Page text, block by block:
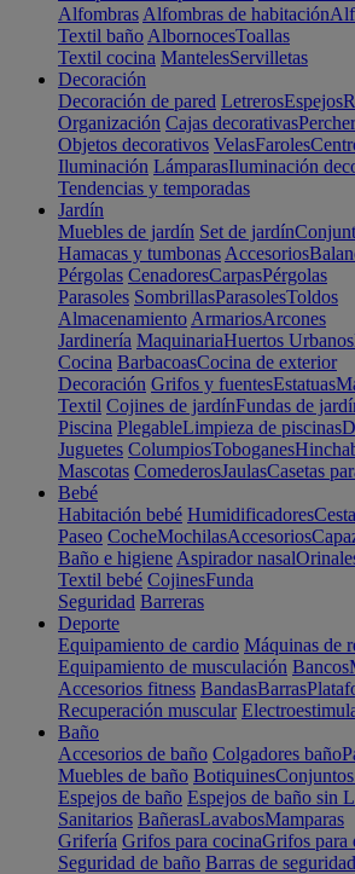
Alfombras Alfombras de habitación
Textil baño AlbornocesToallas
Textil cocina MantelesServilletas
Decoración
Decoración de pared LetrerosEspejos
Organización Cajas decorativas
Objetos decorativos VelasFaroles
Iluminación LámparasIluminación
Tendencias y temporadas
Jardín
Muebles de jardín Set de jardín
Hamacas y tumbonas Accesorios
Pérgolas CenadoresCarpasPérgolas
Parasoles SombrillasParasolesToldos
Almacenamiento ArmariosArcones
Jardinería MaquinariaHuertos Urbanos
Cocina BarbacoasCocina de exterior
Decoración Grifos y fuentesEstatuas
Textil Cojines de jardínFundas de
Piscina PlegableLimpieza de piscinas
Juguetes ColumpiosToboganes
Mascotas ComederosJaulasCasetas
Bebé
Habitación bebé Humidificadores
Paseo CocheMochilasAccesorios
Baño e higiene Aspirador nasal
Textil bebé CojinesFunda
Seguridad Barreras
Deporte
Equipamiento de cardio Máquinas de
Equipamiento de musculación Bancos
Accesorios fitness BandasBarras
Recuperación muscular
Baño
Accesorios de baño Colgadores baño
Muebles de baño Botiquines
Espejos de baño Espejos de baño sin
Sanitarios BañerasLavabosMamparas
Grifería Grifos para cocinaGrifos para
Seguridad de baño Barras de